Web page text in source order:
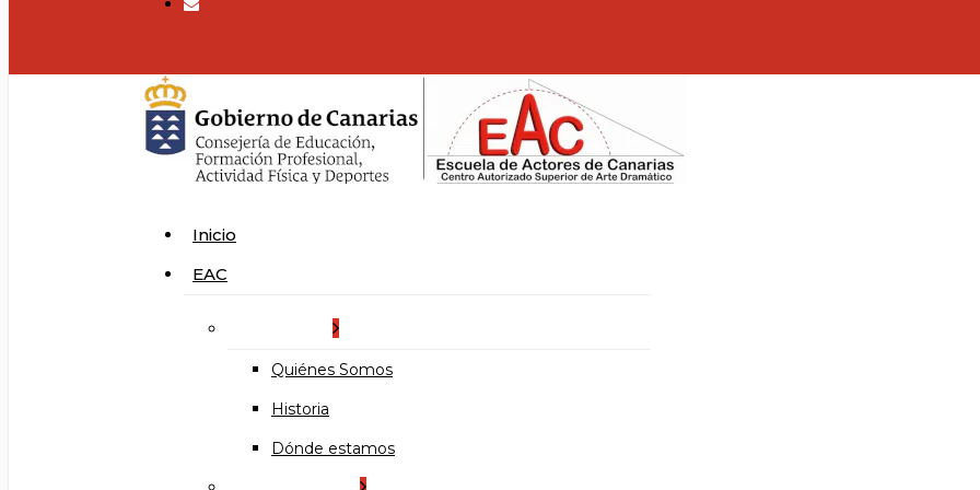
search
Menu
Inicio
EAC
Quiénes Somos
Historia
Dónde estamos